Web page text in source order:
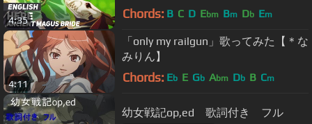
4:35
AmaLee
Chords: B C D Ebm Bm Db Em
4:11
「only my railgun」歌ってみた【＊な
みりん】
Chords: Eb E Gb Abm Db B Cm
幼女戦記op,ed 歌詞付き フル